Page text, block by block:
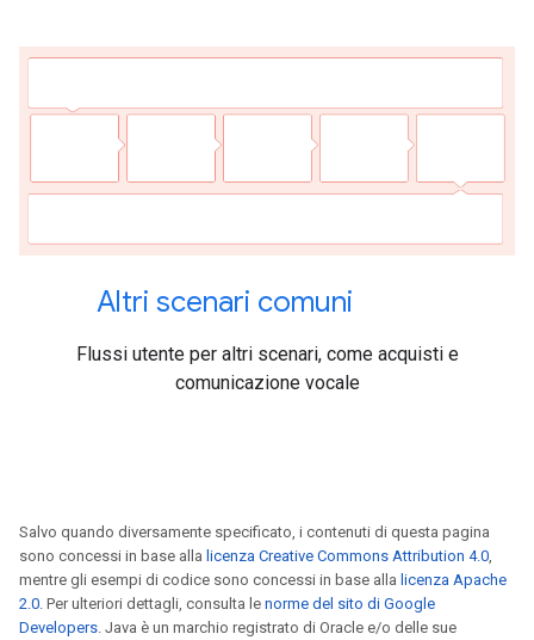
Altri scenari comuni
Flussi utente per altri scenari, come acquisti e
comunicazione vocale
Salvo quando diversamente specificato, i contenuti di questa pagina
sono concessi in base alla licenza Creative Commons Attribution 4.0
mentre gli esempi di codice sono concessi in base alla licenza Apache
2.0 . Per ulteriori dettagli, consulta le norme del sito di Google
Developers . Java è un marchio registrato di Oracle e/o delle sue